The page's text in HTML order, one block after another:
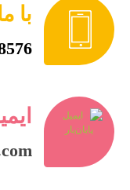
با